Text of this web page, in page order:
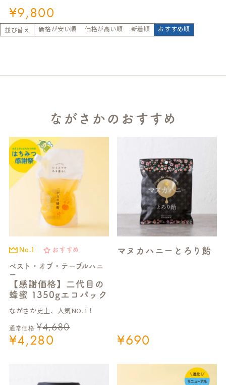
¥9,800
並び替え 価格が安い順 価格が高い順 新着順 おすすめ順
ながさかのおすすめ
No.1 おすすめ
ベスト・オブ・テーブルハニ
ー
【感謝価格】二代目の
蜂蜜 1350gエコパック
ながさか史上、人気NO.1！
通常価格 ¥4,680
¥4,280
マヌカハニーとろり飴
¥690